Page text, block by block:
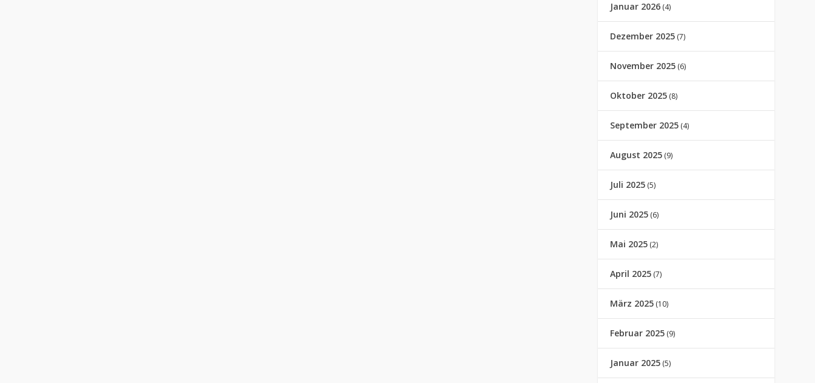
Januar 2026 (4)
Dezember 2025 (7)
November 2025 (6)
Oktober 2025 (8)
September 2025 (4)
August 2025 (9)
Juli 2025 (5)
Juni 2025 (6)
Mai 2025 (2)
April 2025 (7)
März 2025 (10)
Februar 2025 (9)
Januar 2025 (5)